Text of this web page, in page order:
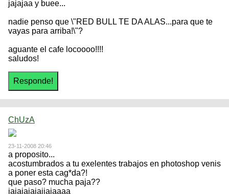
jajajaa y buee...
nadie penso que \"RED BULL TE DA ALAS...para que te
vayas para arriba!\"?
aguante el cafe locoooo!!!!
saludos!
ChUzA
23-11-2008 20:46
a proposito...
acostumbrados a tu exelentes trabajos en photoshop venis
a poner esta cag*da?!
que paso? mucha paja??
jajajajajajjajaaaa